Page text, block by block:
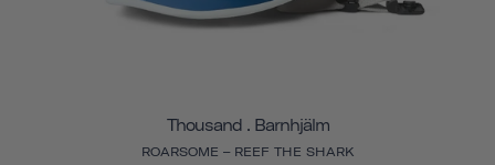
Thousand . Barnhjälm
ROARSOME – REEF THE SHARK